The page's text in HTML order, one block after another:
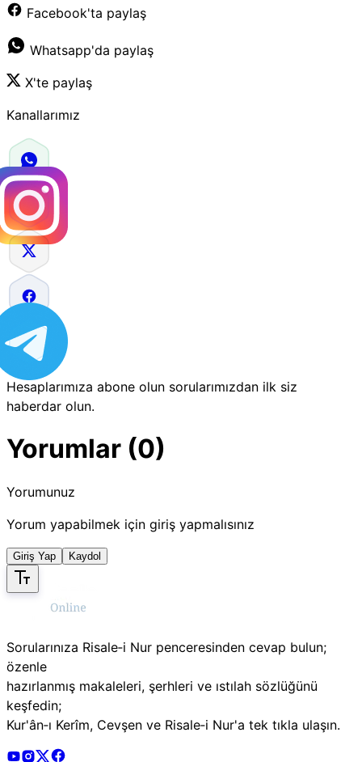
Facebook'ta paylaş
Whatsapp'da paylaş
X'te paylaş
Kanallarımız
Hesaplarımıza abone olun sorularımızdan ilk siz
haberdar olun.
Yorumlar (0)
Yorumunuz
Yorum yapabilmek için giriş yapmalısınız
Giriş Yap Kaydol
Sorularınıza Risale‑i Nur penceresinden cevap bulun;
özenle
hazırlanmış makaleleri, şerhleri ve ıstılah sözlüğünü
keşfedin;
Kur'ân‑ı Kerîm, Cevşen ve Risale‑i Nur'a tek tıkla ulaşın.
Risale Online Youtube Hesabı
Risale Online Instagram Hesabı
Risale Online X Hesabı